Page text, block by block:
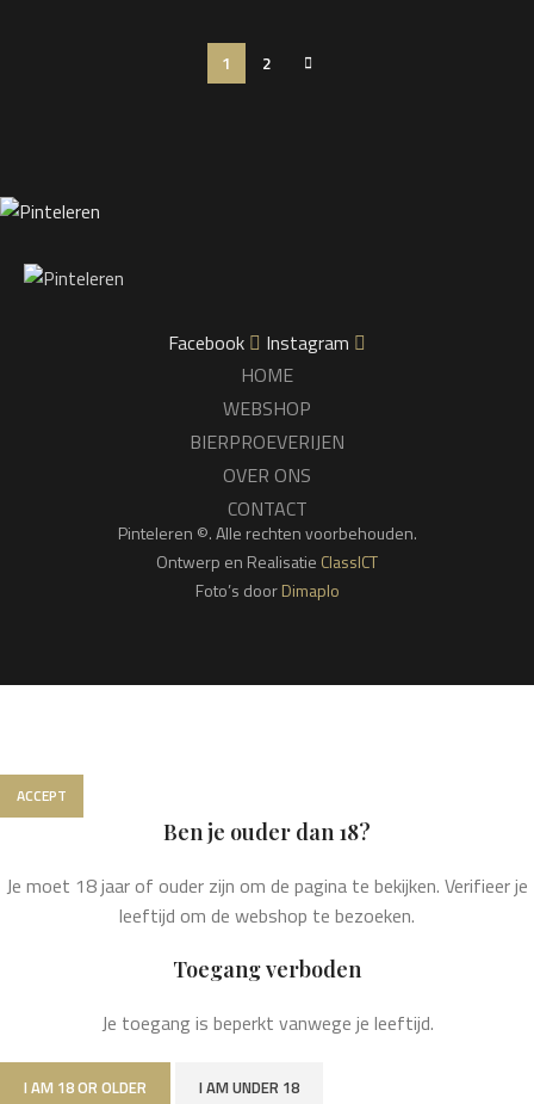
1 2
Facebook
Instagram
HOME
WEBSHOP
BIERPROEVERIJEN
OVER ONS
CONTACT
Pinteleren ©. Alle rechten voorbehouden.
Ontwerp en Realisatie ClassICT
Foto’s doorDimaplo
ACCEPT
Ben je ouder dan 18?
Je moet 18 jaar of ouder zijn om de pagina te bekijken. Verifieer je
leeftijd om de webshop te bezoeken.
Toegang verboden
Je toegang is beperkt vanwege je leeftijd.
I AM 18 OR OLDER I AM UNDER 18